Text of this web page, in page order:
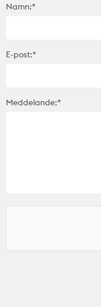
Namn:*
E-post:*
Meddelande:*